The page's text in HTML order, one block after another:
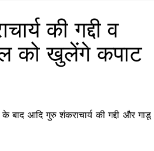
की गद्दी व
को खुलेंगे कपाट
बाद आदि गुरु शंकराचार्य की गद्दी और गाडू